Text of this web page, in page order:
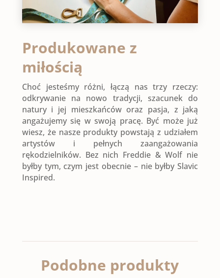
Produkowane z
miłością
Choć jesteśmy różni, łączą nas trzy rzeczy:
odkrywanie na nowo tradycji, szacunek do
natury i jej mieszkańców oraz pasja, z jaką
angażujemy się w swoją pracę. Być może już
wiesz, że nasze produkty powstają z udziałem
artystów i pełnych zaangażowania
rękodzielników. Bez nich Freddie & Wolf nie
byłby tym, czym jest obecnie – nie byłby Slavic
Inspired.
Podobne produkty